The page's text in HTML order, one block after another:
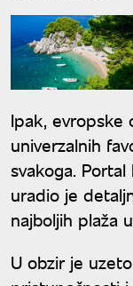
Ipak, evropske
univerzalnih
svakoga.
uradio je
najboljih plaža
U obzir je